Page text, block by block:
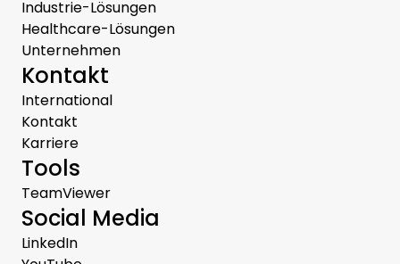
Industrie-Lösungen
Healthcare-Lösungen
Unternehmen
Kontakt
International
Kontakt
Karriere
Tools
TeamViewer
Social Media
LinkedIn